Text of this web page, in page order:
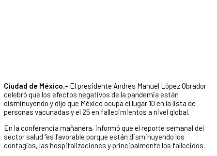
Ciudad de México.- El presidente Andrés Manuel López Obrador
celebró que los efectos negativos de la pandemia están
disminuyendo y dijo que México ocupa el lugar 10 en la lista de
personas vacunadas y el 25 en fallecimientos a nivel global.
En la conferencia mañanera, informó que el reporte semanal del
sector salud “es favorable porque están disminuyendo los
contagios, las hospitalizaciones y principalmente los fallecidos.